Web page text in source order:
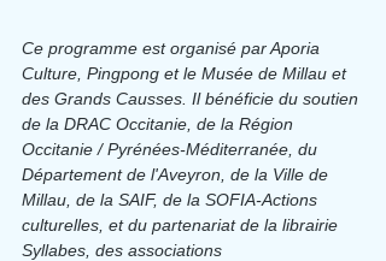
Ce programme est organisé par Aporia
Culture, Pingpong et le Musée de Millau et
des Grands Causses. Il bénéficie du soutien
de la DRAC Occitanie, de la Région
Occitanie / Pyrénées-Méditerranée, du
Département de l'Aveyron, de la Ville de
Millau, de la SAIF, de la SOFIA-Actions
culturelles, et du partenariat de la librairie
Syllabes, des associations